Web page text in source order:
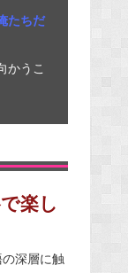
たちだ
かうこ
楽し
深層に触